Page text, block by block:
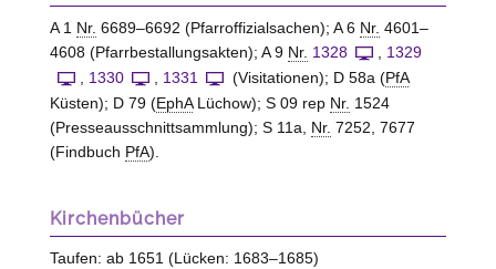
A 1 Nr. 6689–6692 (Pfarroffizialsachen); A 6 Nr. 4601–
4608 (Pfarrbestallungsakten); A 9 Nr. 1328
1329
1330 1331 (Visitationen); D 58a (PfA
Küsten); D 79 (EphALüchow); S 09 rep Nr. 1524
(Presseausschnittsammlung); S 11a, Nr. 7252, 7677
(Findbuch PfA).
Kirchenbücher
Taufen: ab 1651 (Lücken: 1683–1685)